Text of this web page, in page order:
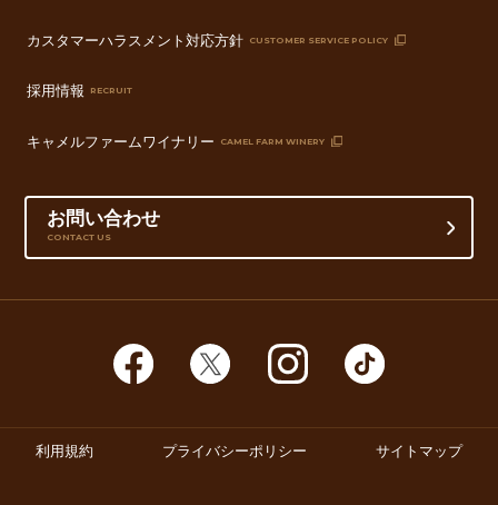
カスタマーハラスメント対応方針 CUSTOMER SERVICE POLICY
採用情報 RECRUIT
キャメルファームワイナリー CAMEL FARM WINERY
お問い合わせ
CONTACT US
利用規約 プライバシーポリシー サイトマップ